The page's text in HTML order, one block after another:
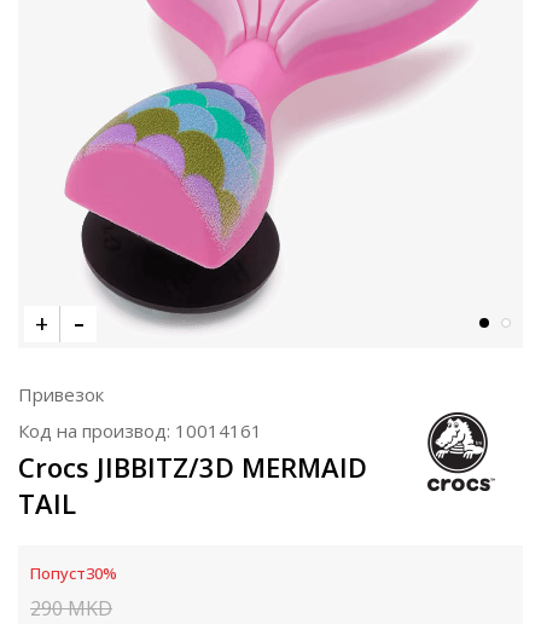
Привезок
Код на производ: 10014161
Crocs JIBBITZ/3D MERMAID
TAIL
Попуст30%
290MKD